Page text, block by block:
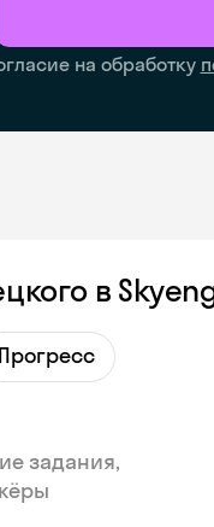
на обработку
в
Прогресс
задания,